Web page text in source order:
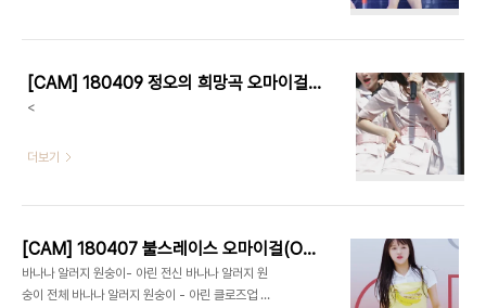
[CAM] 180409 정오의 희망곡 오마이걸(OH MY GIRL) 아린 by Harry
<
더보기
[CAM] 180407 불스레이스 오마이걸(OH MY GIRL) by EPOXY
바나나 알러지 원숭이- 아린 전신 바나나 알러지 원
숭이 전체 바나나 알러지 원숭이 - 아린 클로즈업 비